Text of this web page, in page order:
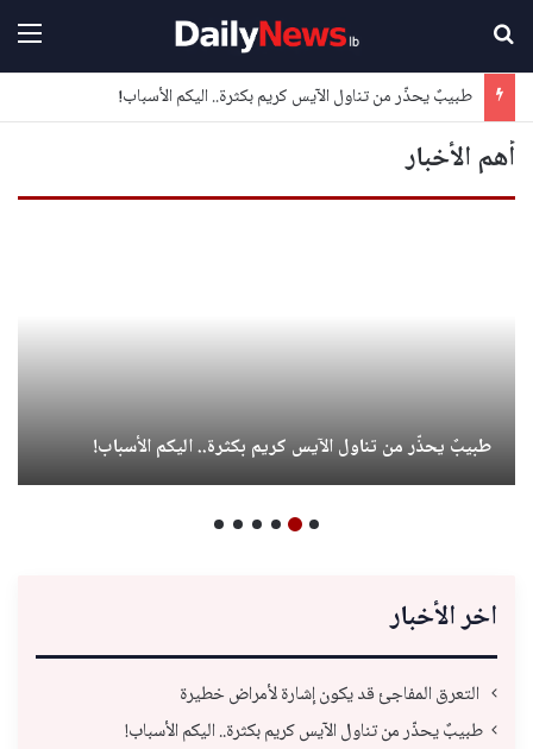
طبيبٌ يحذّر من تناول الآيس كريم بكثرة.. اليكم الأسباب!
أهم الأخبار
طبيبٌ يحذّر من تناول الآيس كريم بكثرة.. اليكم الأسباب!
اخر الأخبار
التعرق المفاجئ قد يكون إشارة لأمراض خطيرة
طبيبٌ يحذّر من تناول الآيس كريم بكثرة.. اليكم الأسباب!